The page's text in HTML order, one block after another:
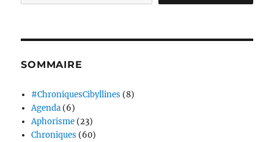
SOMMAIRE
#ChroniquesCibyllines (8)
Agenda(6)
Aphorisme(23)
Chroniques (60)